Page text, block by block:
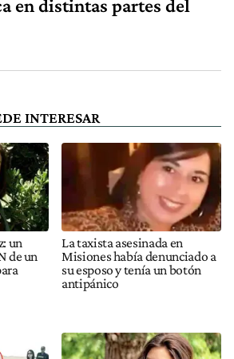
en distintas partes del
INTERESAR
un
de un
La taxista asesinada en
Misiones había denunciado a
su esposo y tenía un botón
antipánico